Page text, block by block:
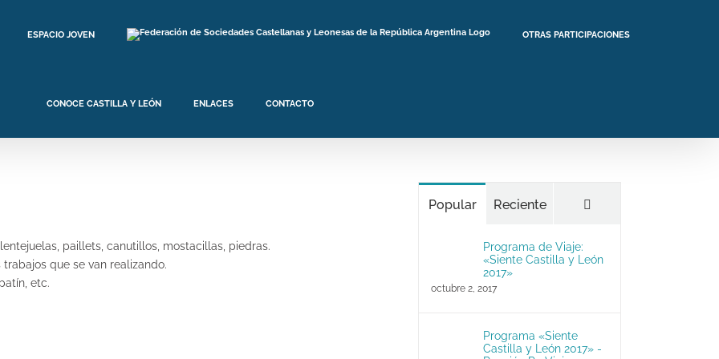
ESPACIO JOVEN OTRAS PARTICIPACIONES
CONOCE CASTILLA Y LEÓN ENLACES CONTACTO
paillets, canutillos, mostacillas, piedras.
que se van realizando.
etc.
Popular Reciente
Programa de Viaje:
«Siente Castilla y León
2017»
octubre 2, 2017
Programa «Siente
Castilla y León 2017» -